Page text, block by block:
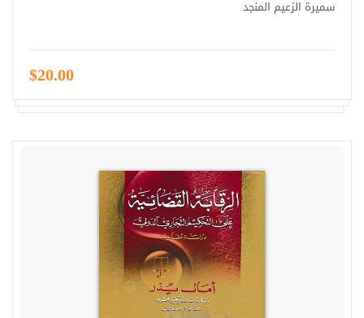
سميرة الزعيم المنجد
$20.00